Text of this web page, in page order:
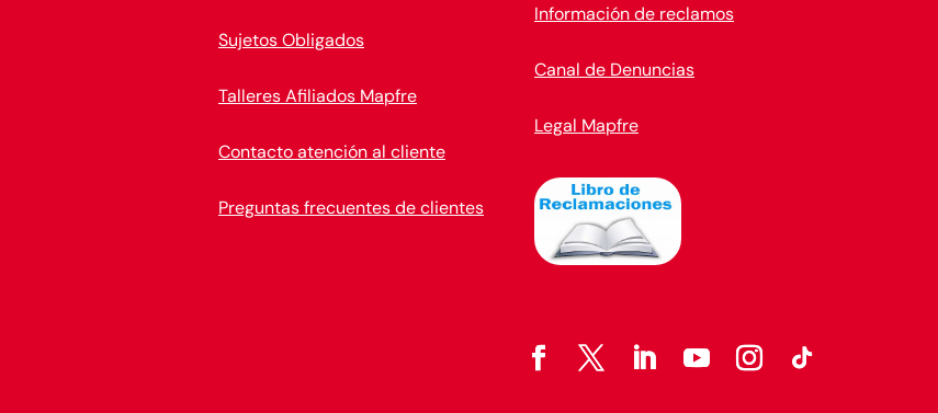
Sujetos Obligados
Talleres Afiliados Mapfre
Contacto atención al cliente
Preguntas frecuentes de clientes
Información de reclamos
Canal de Denuncias
Legal Mapfre